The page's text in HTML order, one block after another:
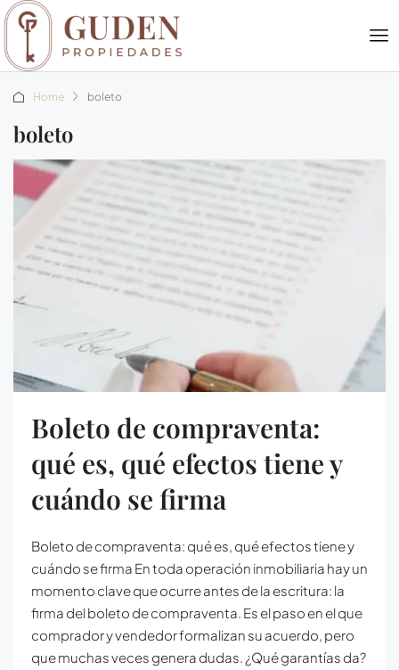
Home boleto
boleto
Boleto de compraventa:
qué es, qué efectos tiene y
cuándo se firma
Boleto de compraventa: qué es, qué efectos tiene y
cuándo se firma En toda operación inmobiliaria hay un
momento clave que ocurre antes de la escritura: la
firma del boleto de compraventa. Es el paso en el que
comprador y vendedor formalizan su acuerdo, pero
que muchas veces genera dudas. ¿Qué garantías da?